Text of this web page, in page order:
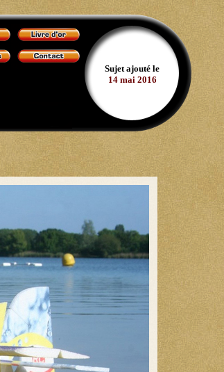
Sujet ajouté le
14 mai 2016